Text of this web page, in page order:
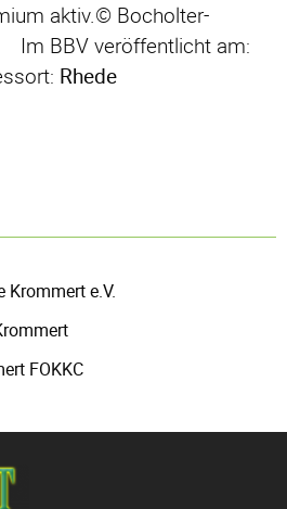
aktiv.© Bocholter-
BBV veröffentlicht am:
Rhede
Krommert e.V.
FOKKC